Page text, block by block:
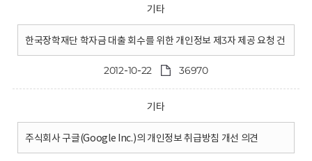
기타
한국장학재단 학자금 대출 회수를 위한 개인정보 제3자 제공 요청 건
2012-10-22 36970
기타
주식회사 구글(Google Inc.)의 개인정보 취급방침 개선 의견